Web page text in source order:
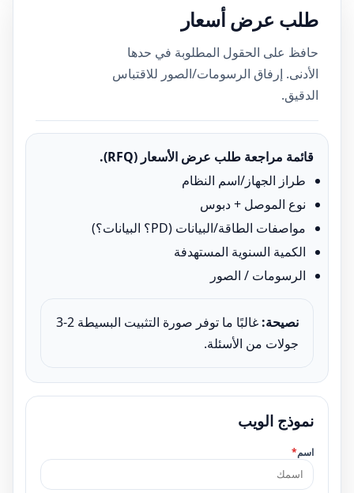
طلب عرض أسعار
حافظ على الحقول المطلوبة في حدها
الأدنى. إرفاق الرسومات/الصور للاقتباس
الدقيق.
قائمة مراجعة طلب عرض الأسعار (RFQ).
طراز الجهاز/اسم النظام
نوع الموصل + دبوس
مواصفات الطاقة/البيانات (PD؟ البيانات؟)
الكمية السنوية المستهدفة
الرسومات / الصور
نصيحة:
غالبًا ما توفر صورة التثبيت البسيطة 2-3
جولات من الأسئلة.
نموذج الويب
اسم*